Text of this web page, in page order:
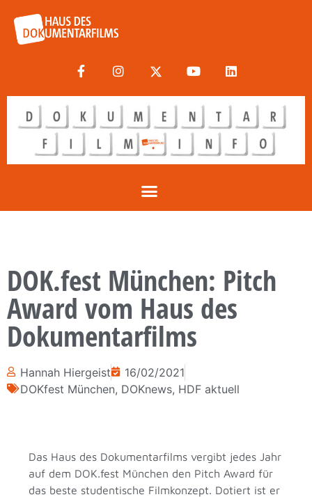
DOK.fest München: Pitch
Award vom Haus des
Dokumentarfilms
Hannah Hiergeist
16/02/2021
DOKfest München, DOKnews, HDF aktuell
Das Haus des Dokumentarfilms vergibt jedes Jahr
auf dem DOK.fest München den Pitch Award für
das beste studentische Filmkonzept. Dotiert ist er